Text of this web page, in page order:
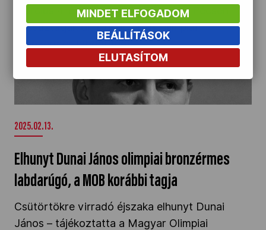
Március 4-én (kedden) 13.30 órától Pécsen
búcsúztatják dr. Dunai János olimpiai
bronzérmes labdarúgót.
Elhunyt Dunai János olimpiai bronzérmes
labdarúgó, a MOB korábbi tagja" />
2025.02.13.
Elhunyt Dunai János olimpiai bronzérmes
labdarúgó, a MOB korábbi tagja
Csütörtökre virradó éjszaka elhunyt Dunai
János – tájékoztatta a Magyar Olimpiai
MINDET ELFOGADOM
BEÁLLÍTÁSOK
ELUTASÍTOM